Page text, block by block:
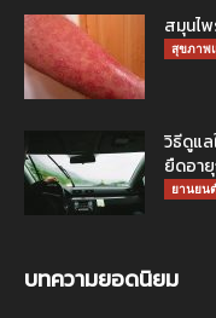
สมุนไพ
สุขภาพ
วิธีดูแ
ยืดอายุ
ยานยน
บทความยอดนิยม